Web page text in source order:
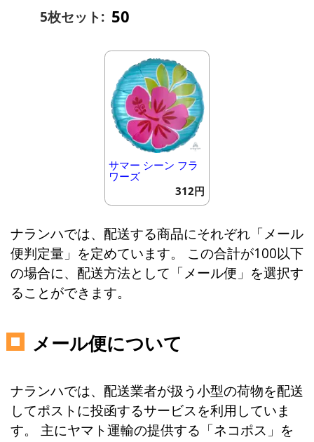
5枚セット: 50
サマー シーン フラ
ワーズ
312円
ナランハでは、配送する商品にそれぞれ「メール
便判定量」を定めています。 この合計が100以下
の場合に、配送方法として「メール便」を選択す
ることができます。
メール便について
ナランハでは、配送業者が扱う小型の荷物を配送
してポストに投函するサービスを利用していま
す。 主にヤマト運輸の提供する「ネコポス」を